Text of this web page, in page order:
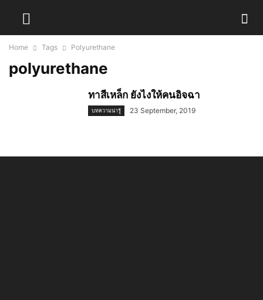
Home Tags Polyurethane
polyurethane
ทาสีเหล็ก ยังไงให้คนอิจฉา
บทความน่ารู้ 23 September, 2019